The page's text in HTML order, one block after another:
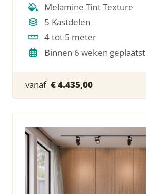
Melamine Tint Texture
5 Kastdelen
4 tot 5 meter
Binnen 6 weken geplaatst
vanaf € 4.435,00